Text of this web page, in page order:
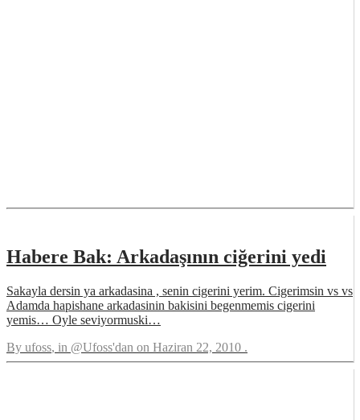
Habere Bak: Arkadaşının ciğerini yedi
Sakayla dersin ya arkadasina , senin cigerini yerim. Cigerimsin vs vs
Adamda hapishane arkadasinin bakisini begenmemis cigerini
yemis… Oyle seviyormuski…
By ufoss, in @Ufoss'dan on Haziran 22, 2010 .